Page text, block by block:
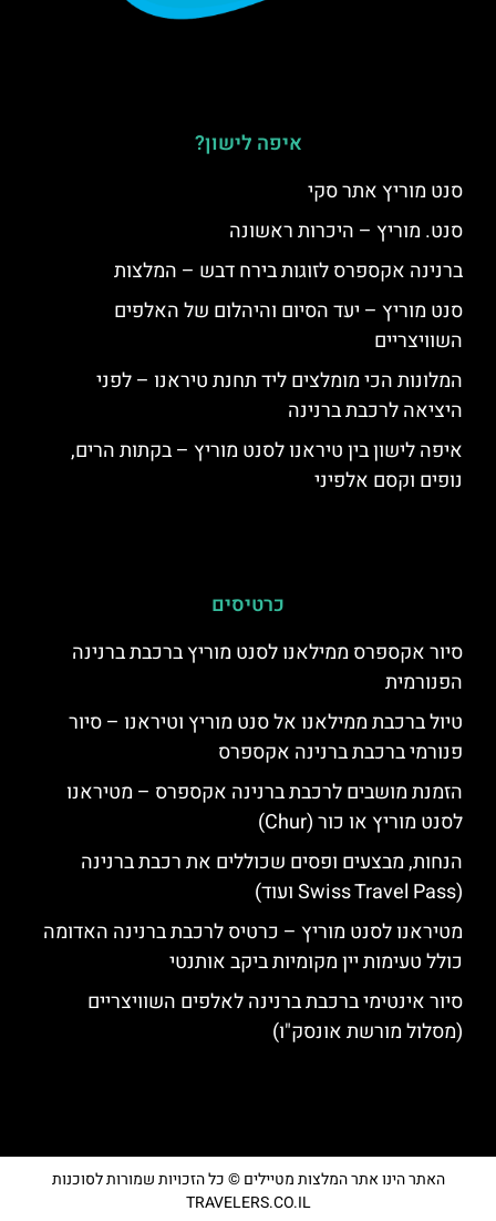
איפה לישון?
סנט מוריץ אתר סקי
סנט. מוריץ – היכרות ראשונה
ברנינה אקספרס לזוגות בירח דבש – המלצות
סנט מוריץ – יעד הסיום והיהלום של האלפים
השוויצריים
המלונות הכי מומלצים ליד תחנת טיראנו – לפני
היציאה לרכבת ברנינה
איפה לישון בין טיראנו לסנט מוריץ – בקתות הרים,
נופים וקסם אלפיני
כרטיסים
סיור אקספרס ממילאנו לסנט מוריץ ברכבת ברנינה
הפנורמית
טיול ברכבת ממילאנו אל סנט מוריץ וטיראנו – סיור
פנורמי ברכבת ברנינה אקספרס
הזמנת מושבים לרכבת ברנינה אקספרס – מטיראנו
לסנט מוריץ או כור (Chur)
הנחות, מבצעים ופסים שכוללים את רכבת ברנינה
(Swiss Travel Pass ועוד)
מטיראנו לסנט מוריץ – כרטיס לרכבת ברנינה האדומה
כולל טעימות יין מקומיות ביקב אותנטי
סיור אינטימי ברכבת ברנינה לאלפים השוויצריים
(מסלול מורשת אונסק"ו)
האתר הינו אתר המלצות מטיילים © כל הזכויות שמורות לסוכנות
TRAVELERS.CO.IL